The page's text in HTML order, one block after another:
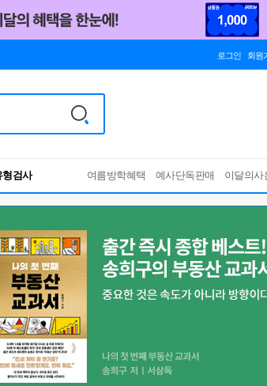
로그인 회원
형검사
여름방학혜택 예사단독판매 이달의사